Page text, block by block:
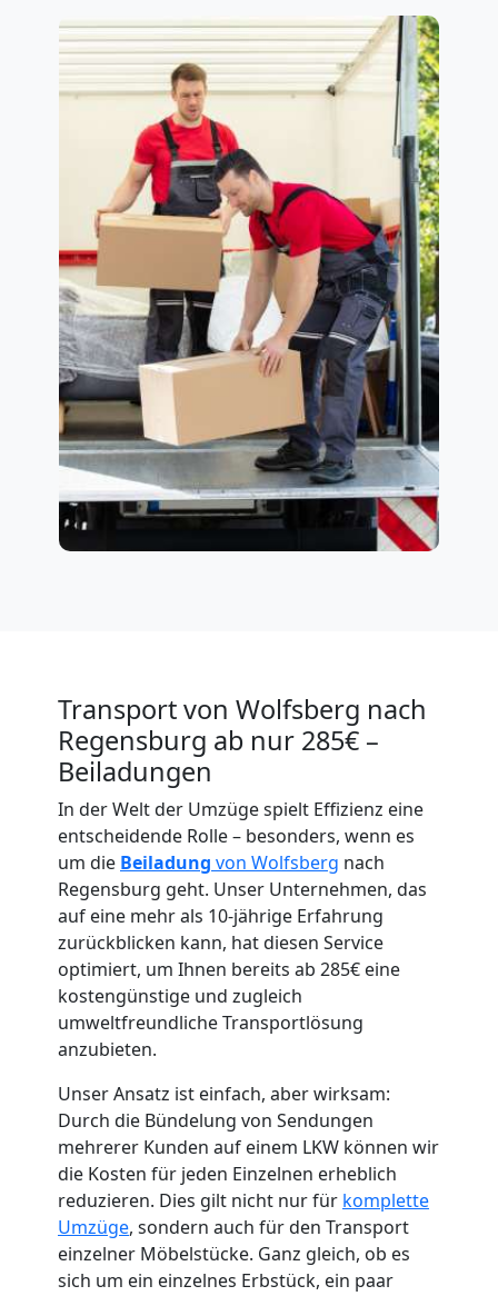
Transport von Wolfsberg nach
Regensburg ab nur 285€ –
Beiladungen
In der Welt der Umzüge spielt Effizienz eine
entscheidende Rolle – besonders, wenn es
um die Beiladung von Wolfsberg nach
Regensburg geht. Unser Unternehmen, das
auf eine mehr als 10-jährige Erfahrung
zurückblicken kann, hat diesen Service
optimiert, um Ihnen bereits ab 285€ eine
kostengünstige und zugleich
umweltfreundliche Transportlösung
anzubieten.
Unser Ansatz ist einfach, aber wirksam:
Durch die Bündelung von Sendungen
mehrerer Kunden auf einem LKW können wir
die Kosten für jeden Einzelnen erheblich
reduzieren. Dies gilt nicht nur für komplette
Umzüge, sondern auch für den Transport
einzelner Möbelstücke. Ganz gleich, ob es
sich um ein einzelnes Erbstück, ein paar
Umzugshelfer
Wolfsberg
Möbeltaxi
Wolfsberg
Kleintransport